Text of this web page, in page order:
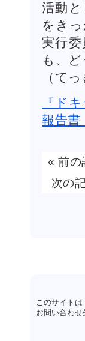
活動
をき
実行
も、
（て
『ド
報告
« 前の
次の
このサイト
お問い合わ